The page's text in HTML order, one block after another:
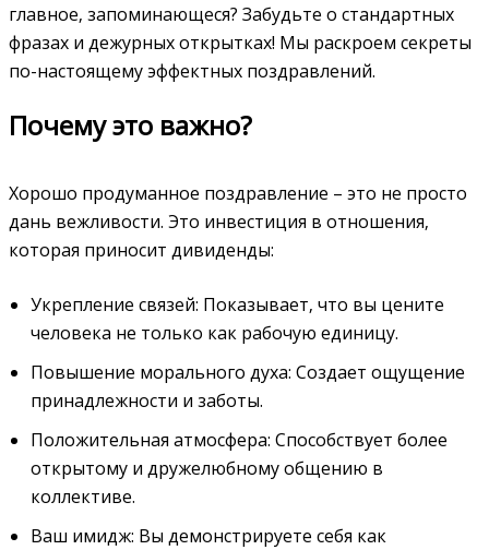
главное‚ запоминающеся? Забудьте о стандартных
фразах и дежурных открытках! Мы раскроем секреты
по-настоящему эффектных поздравлений.
Почему это важно?
Хорошо продуманное поздравление – это не просто
дань вежливости. Это инвестиция в отношения‚
которая приносит дивиденды:
Укрепление связей: Показывает‚ что вы цените
человека не только как рабочую единицу.
Повышение морального духа: Создает ощущение
принадлежности и заботы.
Положительная атмосфера: Способствует более
открытому и дружелюбному общению в
коллективе.
Ваш имидж: Вы демонстрируете себя как